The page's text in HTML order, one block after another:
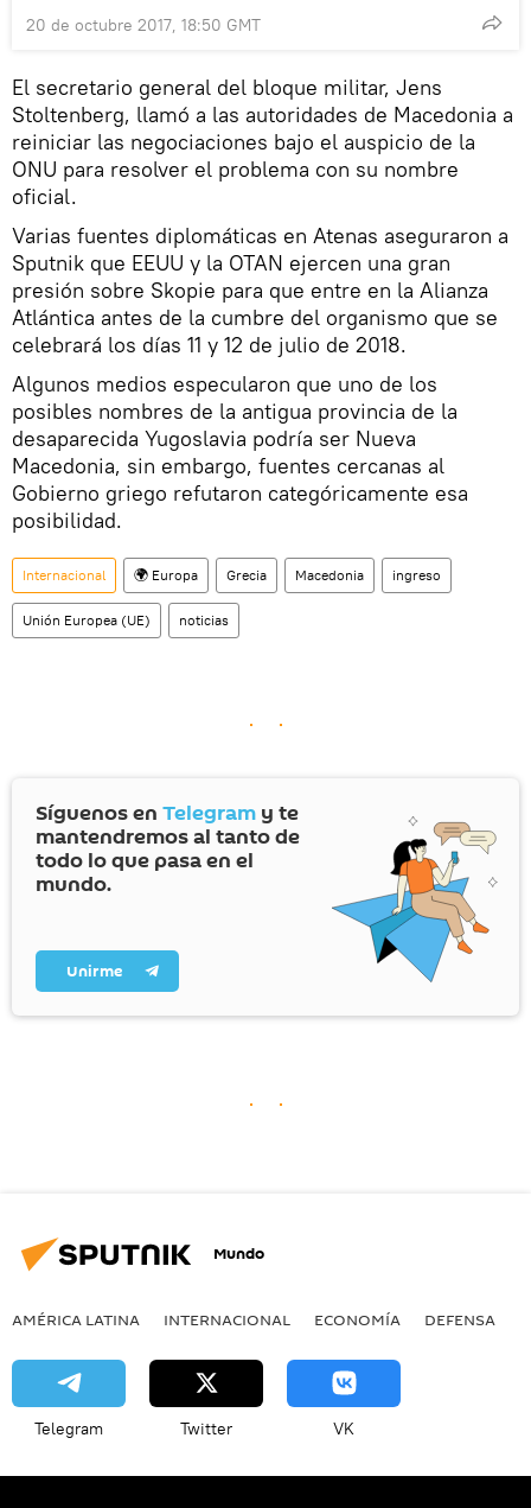
20 de octubre 2017, 18:50 GMT
El secretario general del bloque militar, Jens
Stoltenberg, llamó a las autoridades de Macedonia a
reiniciar las negociaciones bajo el auspicio de la
ONU para resolver el problema con su nombre
oficial.
Varias fuentes diplomáticas en Atenas aseguraron a
Sputnik que EEUU y la OTAN ejercen una gran
presión sobre Skopie para que entre en la Alianza
Atlántica antes de la cumbre del organismo que se
celebrará los días 11 y 12 de julio de 2018.
Algunos medios especularon que uno de los
posibles nombres de la antigua provincia de la
desaparecida Yugoslavia podría ser Nueva
Macedonia, sin embargo, fuentes cercanas al
Gobierno griego refutaron categóricamente esa
posibilidad.
Internacional 🌍 Europa Grecia Macedonia ingreso
Unión Europea (UE) noticias
Síguenos en Telegram y te
mantendremos al tanto de
todo lo que pasa en el
mundo.
Unirme
Mundo
AMÉRICA LATINA INTERNACIONAL ECONOMÍA DEFENSA
Telegram Twitter VK